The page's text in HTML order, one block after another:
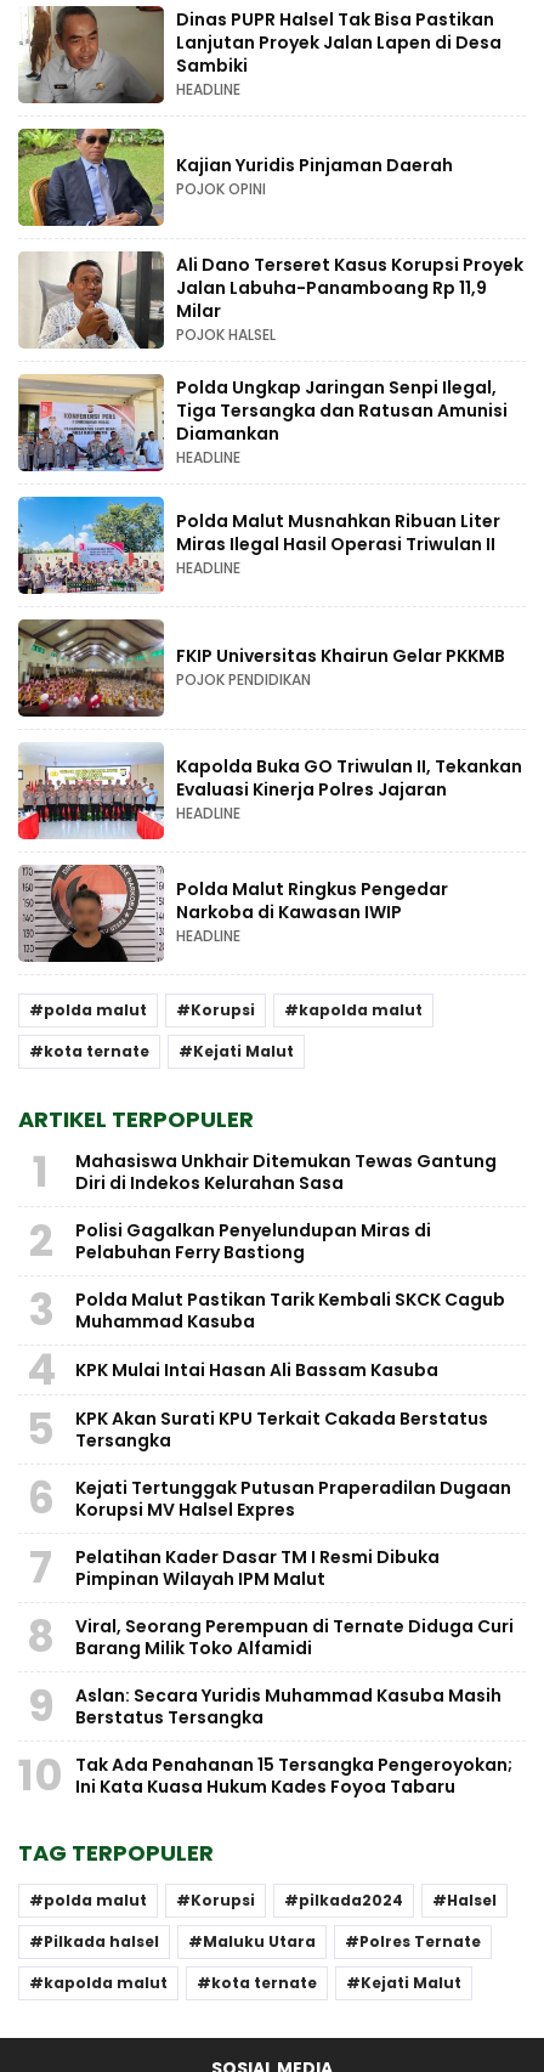
Dinas PUPR Halsel Tak Bisa Pastikan
Lanjutan Proyek Jalan Lapen di Desa
Sambiki
HEADLINE
Kajian Yuridis Pinjaman Daerah
POJOK OPINI
Ali Dano Terseret Kasus Korupsi Proyek
Jalan Labuha-Panamboang Rp 11,9
Milar
POJOK HALSEL
Polda Ungkap Jaringan Senpi Ilegal,
Tiga Tersangka dan Ratusan Amunisi
Diamankan
HEADLINE
Polda Malut Musnahkan Ribuan Liter
Miras Ilegal Hasil Operasi Triwulan II
HEADLINE
FKIP Universitas Khairun Gelar PKKMB
POJOK PENDIDIKAN
Kapolda Buka GO Triwulan II, Tekankan
Evaluasi Kinerja Polres Jajaran
HEADLINE
Polda Malut Ringkus Pengedar
Narkoba di Kawasan IWIP
HEADLINE
polda malut Korupsi
kapolda malut
kota ternate
Kejati Malut
ARTIKEL TERPOPULER
1
Mahasiswa Unkhair Ditemukan Tewas Gantung
Diri di Indekos Kelurahan Sasa
2
Polisi Gagalkan Penyelundupan Miras di
Pelabuhan Ferry Bastiong
3
Polda Malut Pastikan Tarik Kembali SKCK Cagub
Muhammad Kasuba
4 KPK Mulai Intai Hasan Ali Bassam Kasuba
5
KPK Akan Surati KPU Terkait Cakada Berstatus
Tersangka
6
Kejati Tertunggak Putusan Praperadilan Dugaan
Korupsi MV Halsel Expres
7
Pelatihan Kader Dasar TM I Resmi Dibuka
Pimpinan Wilayah IPM Malut
8
Viral, Seorang Perempuan di Ternate Diduga Curi
Barang Milik Toko Alfamidi
9
Aslan: Secara Yuridis Muhammad Kasuba Masih
Berstatus Tersangka
10
Tak Ada Penahanan 15 Tersangka Pengeroyokan;
Ini Kata Kuasa Hukum Kades Foyoa Tabaru
TAG TERPOPULER
polda malut Korupsi pilkada2024
Halsel
Pilkada halsel
Maluku Utara
Polres Ternate
kapolda malut
kota ternate Kejati Malut